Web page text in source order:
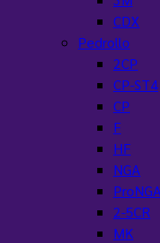
CDX
Pedrollo
2CP
CP-ST4
CP
F
HF
NGA
ProNGA
2-5CR
MK